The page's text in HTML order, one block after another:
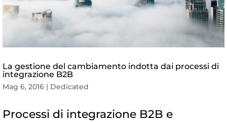
La gestione del cambiamento indotta dai processi di
integrazione B2B
Mag 6, 2016 | Dedicated
Processi di integrazione B2B e